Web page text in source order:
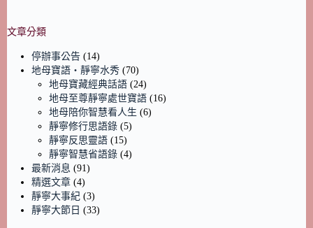
文章分類
停辦事公告 (14)
地母寶語‧靜寧水秀 (70)
地母寶藏經典話語 (24)
地母至尊靜寧處世寶語 (16)
地母陪你智慧看人生 (6)
靜寧修行思語錄 (5)
靜寧反思靈語 (15)
靜寧智慧省語錄 (4)
最新消息 (91)
精選文章 (4)
靜寧大事紀 (3)
靜寧大節日 (33)